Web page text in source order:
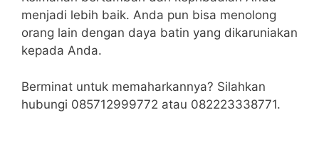
menjadi lebih baik. Anda pun bisa menolong
orang lain dengan daya batin yang dikaruniakan
kepada Anda.
Berminat untuk memaharkannya? Silahkan
hubungi 085712999772 atau 082223338771.